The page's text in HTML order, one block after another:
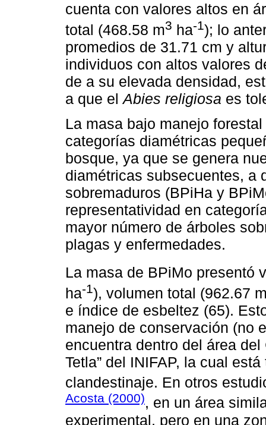
cuenta con valores altos en
total (468.58 m3 ha-1); lo
promedios de 31.71 cm y
individuos con altos valores
de a su elevada densidad,
a que elAbies religiosa es
La masa bajo manejo
categorías diamétricas
bosque, ya que se genera
diamétricas subsecuentes, a
sobremaduros (BPiHa y
representatividad en
mayor número de árboles
plagas y enfermedades.
La masa de BPiMo presentó
ha-1), volumen total (962.67
e índice de esbeltez (65).
manejo de conservación (no
encuentra dentro del área
Tetla” del INIFAP, la cual
clandestinaje. En otros
Acosta (2000), en un área
experimental, pero en una